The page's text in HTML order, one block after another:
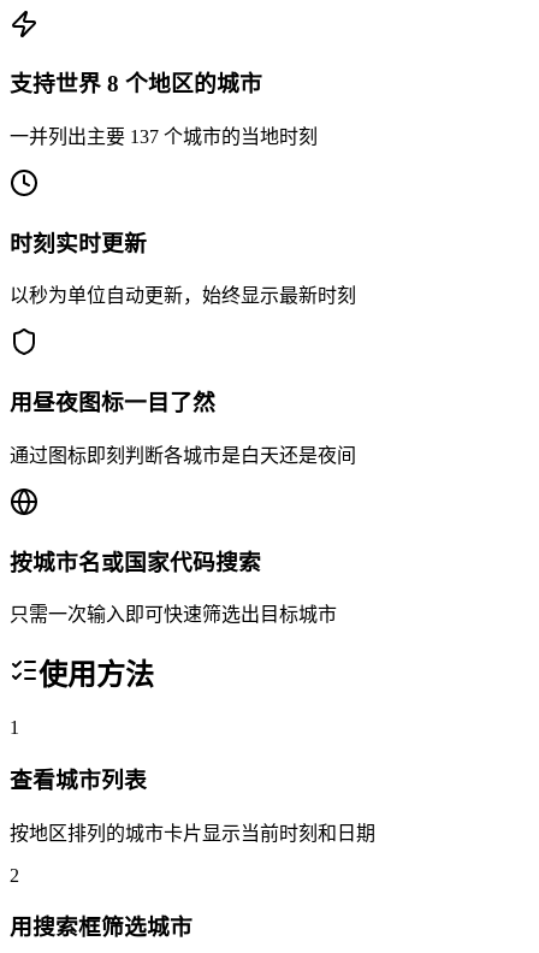
支持世界 8 个地区的城市
一并列出主要 137 个城市的当地时刻
时刻实时更新
以秒为单位自动更新，始终显示最新时刻
用昼夜图标一目了然
通过图标即刻判断各城市是白天还是夜间
按城市名或国家代码搜索
只需一次输入即可快速筛选出目标城市
使用方法
1
查看城市列表
按地区排列的城市卡片显示当前时刻和日期
2
用搜索框筛选城市